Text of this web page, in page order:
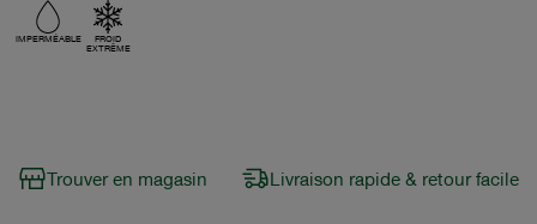
IMPERMÉABLE
FROID
EXTRÊME
Trouver en magasin Livraison rapide & retour facile